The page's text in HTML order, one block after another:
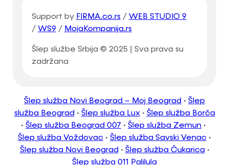
Šlep službe Srbija © 2025 | Sva prava su
zadržana
Support by FIRMA.co.rs / WEB STUDIO 9
/ WS9 / MojaKompanija.rs
Šlep služba Novi Beograd – Moj Beograd • Šlep
služba Beograd • Šlep služba Lux• Šlep služba Borča
• Šlep služba Beograd 007 • Šlep služba Zemun •
Šlep služba Voždovac • Šlep služba Savski Venac •
Šlep služba Novi Beograd • Šlep služba Čukarica•
Šlep služba 011 Palilula